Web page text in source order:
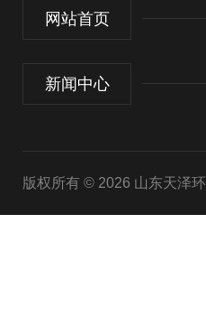
网站首页
新闻中心
版权所有 © 2026 山东天泽